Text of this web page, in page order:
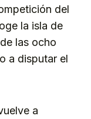
del
la isla de
las ocho
a disputar el
a